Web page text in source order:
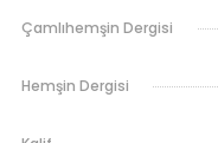
Çamlıhemşin Dergisi
Hemşin Dergisi